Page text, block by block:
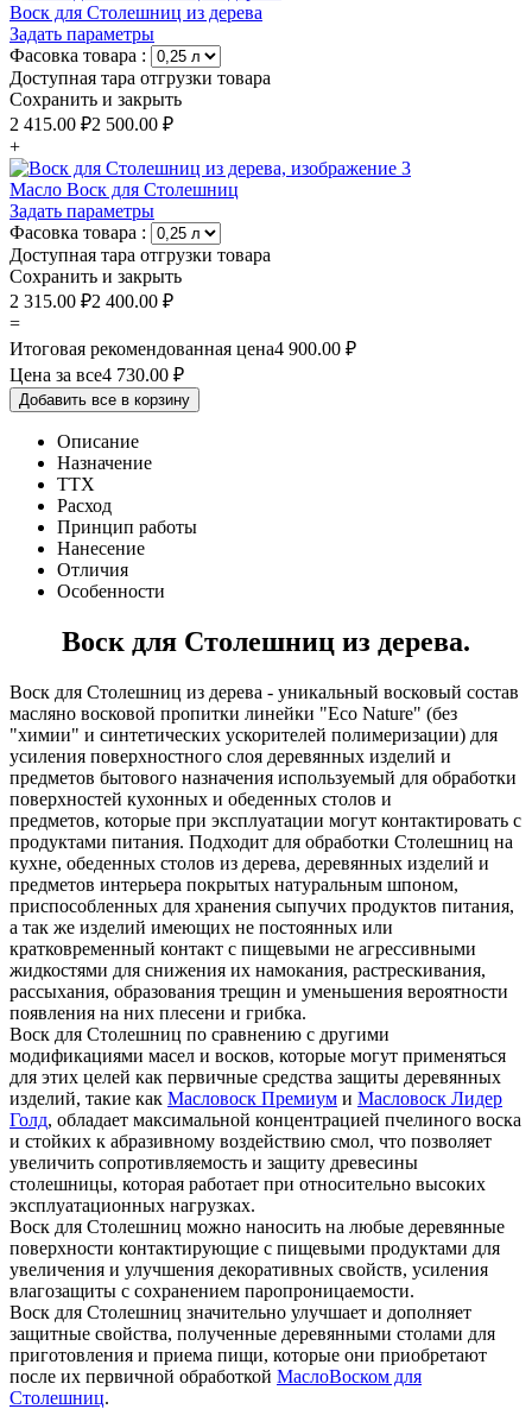
Воск для Столешниц из дерева
Задать параметры
Фасовка товара :
Доступная тара отгрузки товара​
Сохранить и закрыть
2 415.00 ₽2 500.00 ₽
+
Масло Воск для Столешниц
Задать параметры
Фасовка товара :
Доступная тара отгрузки товара​
Сохранить и закрыть
2 315.00 ₽2 400.00 ₽
=
Итоговая рекомендованная цена4 900.00 ₽
Цена за все4 730.00 ₽
Добавить все в корзину
Описание
Назначение
ТТХ
Расход
Принцип работы
Нанесение
Отличия
Особенности
Воск для Столешниц из дерева.
Воск для Столешниц из дерева - уникальный восковый состав
масляно восковой пропитки линейки "Eco Nature" (без
"химии" и синтетических ускорителей полимеризации) для
усиления поверхностного слоя деревянных изделий и
предметов бытового назначения используемый для обработки
поверхностей кухонных и обеденных столов и
предметов, которые при эксплуатации могут контактировать с
продуктами питания. Подходит для обработки Столешниц на
кухне, обеденных столов из дерева, деревянных изделий и
предметов интерьера покрытых натуральным шпоном,
приспособленных для хранения сыпучих продуктов питания,
а так же изделий имеющих не постоянных или
кратковременный контакт с пищевыми не агрессивными
жидкостями для снижения их намокания, растрескивания,
рассыхания, образования трещин и уменьшения вероятности
появления на них плесени и грибка.
Воск для Столешниц по сравнению с другими
модификациями масел и восков, которые могут применяться
для этих целей как первичные средства защиты деревянных
изделий, такие как Масловоск Премиум и Масловоск Лидер
Голд, обладает максимальной концентрацией пчелиного воска
и стойких к абразивному воздействию смол, что позволяет
увеличить сопротивляемость и защиту древесины
столешницы, которая работает при относительно высоких
эксплуатационных нагрузках.
Воск для Столешниц можно наносить на любые деревянные
поверхности контактирующие с пищевыми продуктами для
увеличения и улучшения декоративных свойств, усиления
влагозащиты с сохранением паропроницаемости.
Воск для Столешниц значительно улучшает и дополняет
защитные свойства, полученные деревянными столами для
приготовления и приема пищи, которые они приобретают
после их первичной обработкой МаслоВоском для
Столешниц.